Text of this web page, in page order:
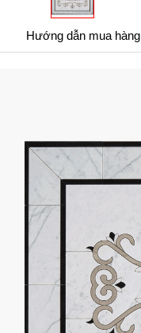
Hướng dẫn mua hàng